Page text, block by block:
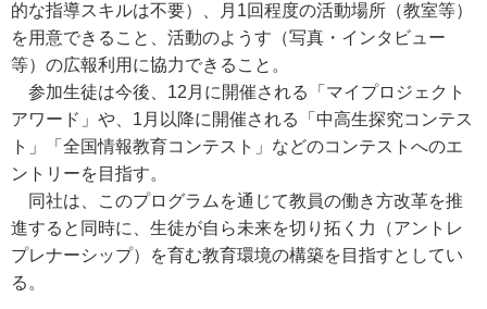
的な指導スキルは不要）、月1回程度の活動場所（教室等）
を用意できること、活動のようす（写真・インタビュー
等）の広報利用に協力できること。
参加生徒は今後、12月に開催される「マイプロジェクト
アワード」や、1月以降に開催される「中高生探究コンテス
ト」「全国情報教育コンテスト」などのコンテストへのエ
ントリーを目指す。
同社は、このプログラムを通じて教員の働き方改革を推
進すると同時に、生徒が自ら未来を切り拓く力（アントレ
プレナーシップ）を育む教育環境の構築を目指すとしてい
る。